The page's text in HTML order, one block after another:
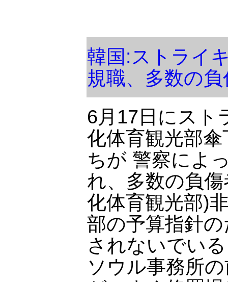
韓国:ストライ
規職、多数の
6月17日にスト
化体育観光部
ちが 警察によ
れ、多数の負
化体育観光部)
部の予算指針
されないでい
ソウル事務所